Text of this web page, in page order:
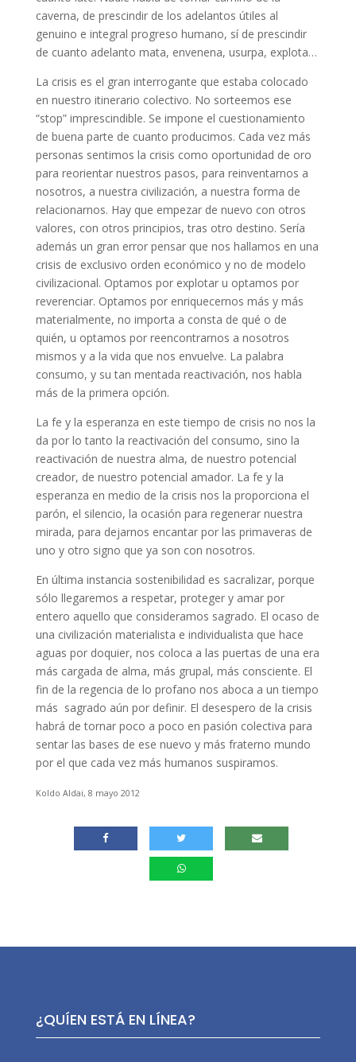
caverna, de prescindir de los adelantos útiles al
genuino e integral progreso humano, sí de prescindir
de cuanto adelanto mata, envenena, usurpa, explota…
La crisis es el gran interrogante que estaba colocado
en nuestro itinerario colectivo. No sorteemos ese
“stop” imprescindible. Se impone el cuestionamiento
de buena parte de cuanto producimos. Cada vez más
personas sentimos la crisis como oportunidad de oro
para reorientar nuestros pasos, para reinventarnos a
nosotros, a nuestra civilización, a nuestra forma de
relacionarnos. Hay que empezar de nuevo con otros
valores, con otros principios, tras otro destino. Sería
además un gran error pensar que nos hallamos en una
crisis de exclusivo orden económico y no de modelo
civilizacional. Optamos por explotar u optamos por
reverenciar. Optamos por enriquecernos más y más
materialmente, no importa a consta de qué o de
quién, u optamos por reencontrarnos a nosotros
mismos y a la vida que nos envuelve. La palabra
consumo, y su tan mentada reactivación, nos habla
más de la primera opción.
La fe y la esperanza en este tiempo de crisis no nos la
da por lo tanto la reactivación del consumo, sino la
reactivación de nuestra alma, de nuestro potencial
creador, de nuestro potencial amador. La fe y la
esperanza en medio de la crisis nos la proporciona el
parón, el silencio, la ocasión para regenerar nuestra
mirada, para dejarnos encantar por las primaveras de
uno y otro signo que ya son con nosotros.
En última instancia sostenibilidad es sacralizar, porque
sólo llegaremos a respetar, proteger y amar por
entero aquello que consideramos sagrado. El ocaso de
una civilización materialista e individualista que hace
aguas por doquier, nos coloca a las puertas de una era
más cargada de alma, más grupal, más consciente. El
fin de la regencia de lo profano nos aboca a un tiempo
más sagrado aún por definir. El desespero de la crisis
habrá de tornar poco a poco en pasión colectiva para
sentar las bases de ese nuevo y más fraterno mundo
por el que cada vez más humanos suspiramos.
Koldo Aldai, 8 mayo 2012
¿QUÍEN ESTÁ EN LÍNEA?